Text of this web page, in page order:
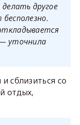
другое
уточнила
сблизиться со
отдых,